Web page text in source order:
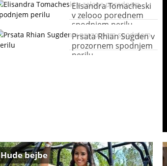
Elisandra Tomacheski
v zelooo porednem
spodnjem perilu
Prsata Rhian Sugden v
prozornem spodnjem
perilu
Hude bejbe